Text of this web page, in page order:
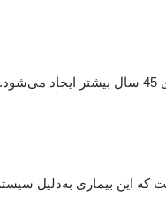
که این بیماری به‌دلیل